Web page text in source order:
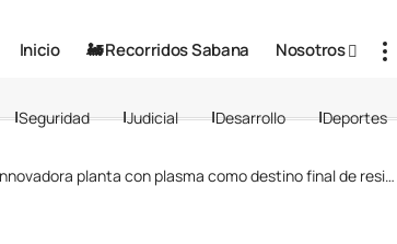
Inicio 🚂 Recorridos Sabana Nosotros
Seguridad Judicial Desarrollo Deportes
planta con plasma como destino final de residuos sólidos